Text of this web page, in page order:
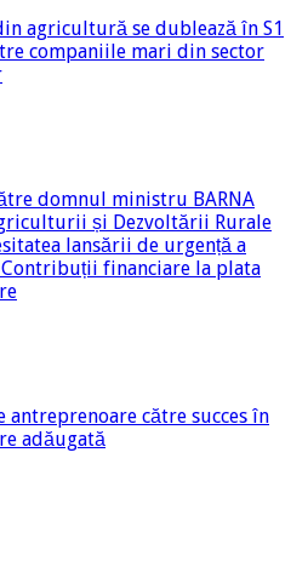
agricultură se dublează în S1
companiile mari din sector
domnul ministru BARNA
și Dezvoltării Rurale
lansării de urgență a
financiare la plata
către succes în
adăugată